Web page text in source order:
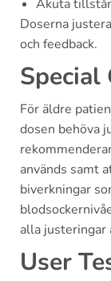
Akuta
Doserna
och feedback.
Special
För äldre
dosen behöva
används samt
biverkningar
alla justeringar
User